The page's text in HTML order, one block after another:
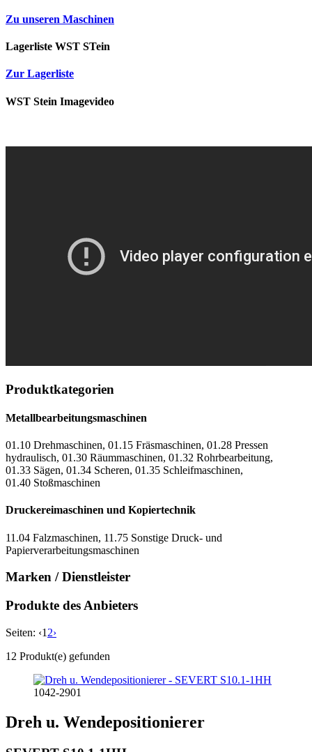
Zu unseren Maschinen
Lagerliste WST STein
Zur Lagerliste
WST Stein Imagevideo
Produktkategorien
Metallbearbeitungsmaschinen
01.10 Drehmaschinen, 01.15 Fräsmaschinen, 01.28 Pressen
hydraulisch, 01.30 Räummaschinen, 01.32 Rohrbearbeitung,
01.33 Sägen, 01.34 Scheren, 01.35 Schleifmaschinen,
01.40 Stoßmaschinen
Druckereimaschinen und Kopiertechnik
11.04 Falzmaschinen, 11.75 Sonstige Druck- und
Papierverarbeitungsmaschinen
Marken / Dienstleister
Produkte des Anbieters
Seiten: ‹1 2›
12 Produkt(e) gefunden
1042-2901
Dreh u. Wendepositionierer